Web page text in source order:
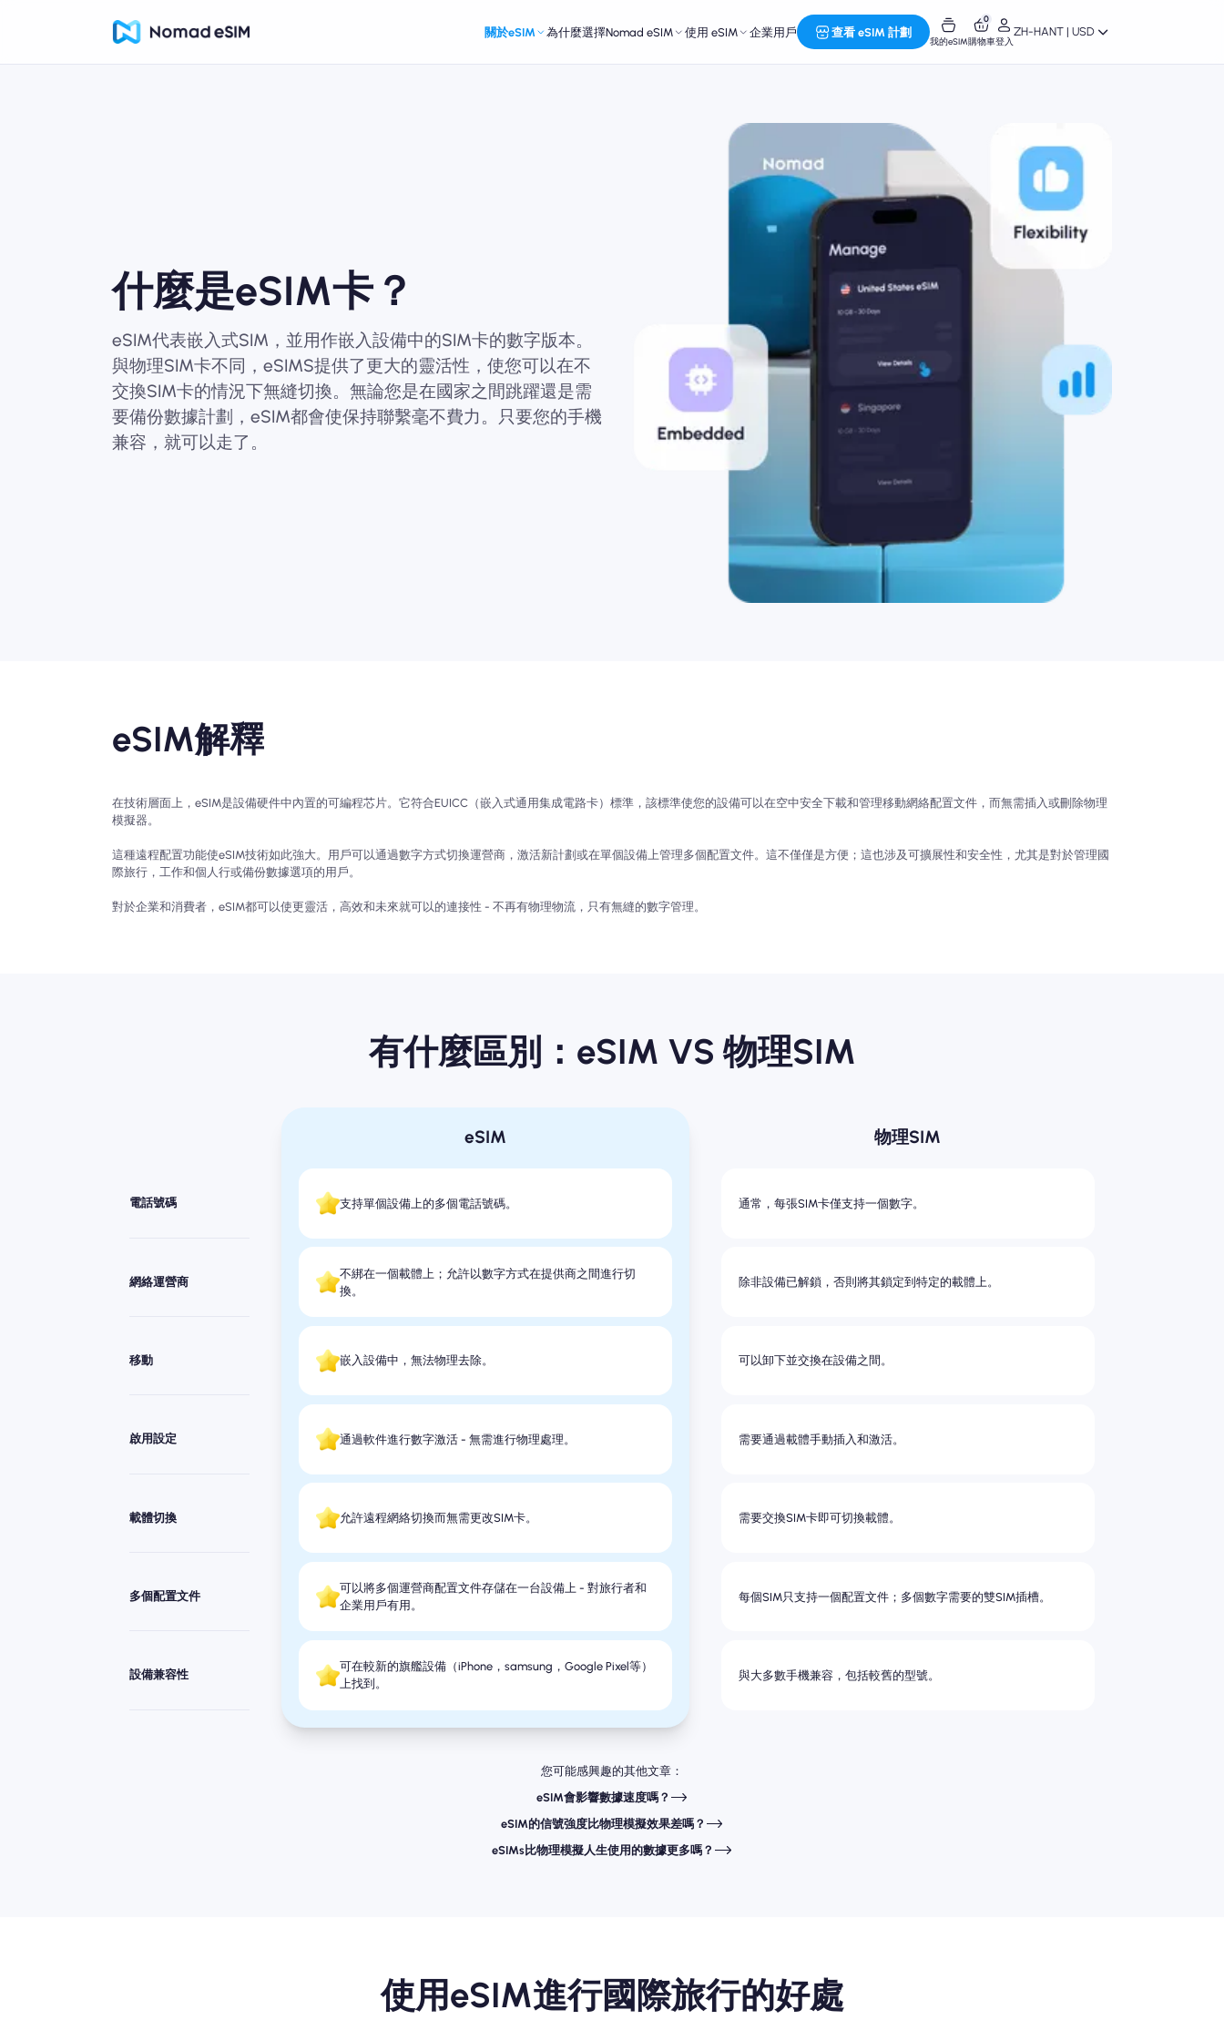
關於eSIM 為什麼選擇Nomad eSIM 使用 eSIM 企業用戶 查看 eSIM 計劃
我的eSIM
0
購物車登入
ZH-HANT | USD
什麼是eSIM卡？
eSIM代表嵌入式SIM，並用作嵌入設備中的SIM卡的數字版本。
與物理SIM卡不同，eSIMS提供了更大的靈活性，使您可以在不
交換SIM卡的情況下無縫切換。無論您是在國家之間跳躍還是需
要備份數據計劃，eSIM都會使保持聯繫毫不費力。只要您的手機
兼容，就可以走了。
eSIM解釋
在技​​​​術層面上，eSIM是設備硬件中內置的可編程芯片。它符合EUICC（嵌入式通用集成電路卡）標準，該標準使您的設備可以在空中安全下載和管理移動網絡配置文件，而無需插入或刪除物理
模擬器。
這種遠程配置功能使eSIM技術如此強大。用戶可以通過數字方式切換運營商，激活新計劃或在單個設備上管理多個配置文件。這不僅僅是方便；這也涉及可擴展性和安全性，尤其是對於管理國
際旅行，工作和個人行或備份數據選項的用戶。
對於企業和消費者，eSIM都可以使更靈活，高效和未來就可以的連接性 - 不再有物理物流，只有無縫的數字管理。
有什麼區別：eSIM VS 物理SIM
電話號碼
網絡運營商
移動
啟用設定
載體切換
多個配置文件
設備兼容性
eSIM
支持單個設備上的多個電話號碼。
不綁在一個載體上；允許以數字方式在提供商之間進行切
換。
嵌入設備中，無法物理去除。
通過軟件進行數字激活 - 無需進行物理處理。
允許遠程網絡切換而無需更改SIM卡。
可以將多個運營商配置文件存儲在一台設備上 - 對旅行者和
企業用戶有用。
可在較新的旗艦設備（iPhone，samsung，Google Pixel等）
上找到。
物理SIM
通常，每張SIM卡僅支持一個數字。
除非設備已解鎖，否則將其鎖定到特定的載體上。
可以卸下並交換在設備之間。
需要通過載體手動插入和激活。
需要交換SIM卡即可切換載體。
每個SIM只支持一個配置文件；多個數字需要的雙SIM插槽。
與大多數手機兼容，包括較舊的型號。
您可能感興趣的其他文章：
eSIM會影響數據速度嗎？
eSIM的信號強度比物理模擬效果差嗎？
eSIMs比物理模擬人生使用的數據更多嗎？
使用eSIM進行國際旅行的好處